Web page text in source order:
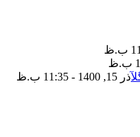
آذر 15, 1400 - 11:35 ب.ظ